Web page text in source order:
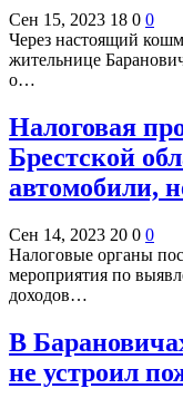
Сен 15, 2023 18 0 0
Через настоящий
жительнице
о…
Налоговая
Брестской
автомобили,
Сен 14, 2023 20 0 0
Налоговые органы
мероприятия по
доходов…
В
не устроил